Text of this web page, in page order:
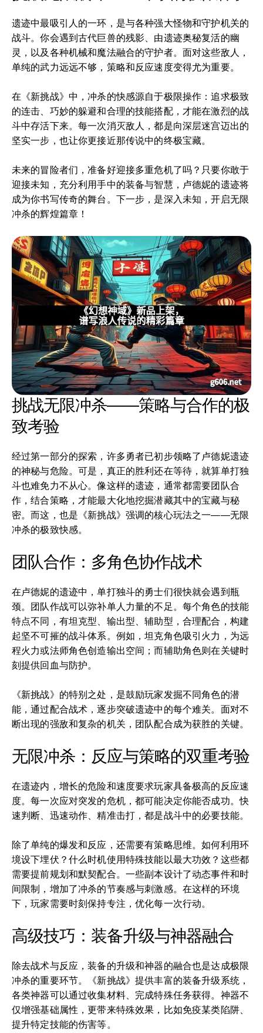
遗迹中最吸引人的一环，是与各种强大怪物和守护机关的
战斗。你会遇到古代巨兽的残影、由遗迹奥秘复活的幽
灵，以及各种机械和魔法融合的守护者。面对这些敌人，
单纯的武力远远不够，策略和反应速度变得尤为重要。
在《新挑战》中，冲杀的快感源自于极限操作：追求极致
的连击、巧妙的躲避和合理的技能搭配，才能在激烈的战
斗中存活下来。每一次消灭敌人，都是向深层迷宫迈出的
坚实一步，也让你更接近那传说中的终极宝藏。
未来的冒险者们，准备好迎接多重危机了吗？只要你敢于
迎接未知，充分利用手中的装备与智慧，卢德妮的遗迹将
成为你书写传奇的舞台。下一步，是深入未知，开启无限
冲杀的辉煌篇章！
挑战无限冲杀——策略与合作的极
致考验
经过第一部分的探索，许多勇者已初步领略了卢德妮遗迹
的神秘与危险。可是，真正的胜利还在等待，就算单打独
斗也难免力不从心。像这样的遗迹，通常都需要团队合
作，结合策略，才能最大化地挖掘潜藏其中的宝藏与秘
密。而这，也是《新挑战》强调的核心玩法之一——无限
冲杀的极致快感。
团队合作：多角色协作战术
在卢德妮的遗迹中，单打独斗的勇士们很快就会遇到瓶
颈。团队作战可以弥补单人力量的不足。每个角色的技能
特点不同，有坦克型、输出型、辅助型，合理配合，构建
起坚不可摧的战斗体系。例如，坦克角色吸引火力，为远
程火力或法师角色创造输出空间；而辅助角色则在关键时
刻提供回血与防护。
《新挑战》的特别之处，是鼓励玩家发掘不同角色的潜
能，通过配合战术，逐步突破遗迹中的每个难关。面对不
断出现的强敌和复杂的机关，团队配合成为获胜的关键。
无限冲杀：反应与策略的双重考验
在遗迹内，增长的危险和速度要求玩家具备极高的反应速
度。每一次应对突发的危机，都可能决定你能否成功。快
速判断、迅速动作、精准击打，都是战斗中的必要技能。
除了单纯的爆发和反应，还需要有策略思维。如何利用环
境设下埋伏？什么时机使用特殊技能以最大功效？这些都
需要提前规划和默契配合。一些副本设计了动态事件和时
间限制，增加了冲杀的节奏感与刺激感。在这样的环境
下，玩家需要时刻保持专注，优化每一次行动。
高级技巧：装备升级与神器融合
除去战术与反应，装备的升级和神器的融合也是达成极限
冲杀的重要环节。《新挑战》提供丰富的装备升级系统，
各类神器可以通过收集材料、完成特殊任务获得。神器不
仅增强基础属性，更带来特殊效果，比如免疫某类陷阱、
提升特定技能的伤害等。